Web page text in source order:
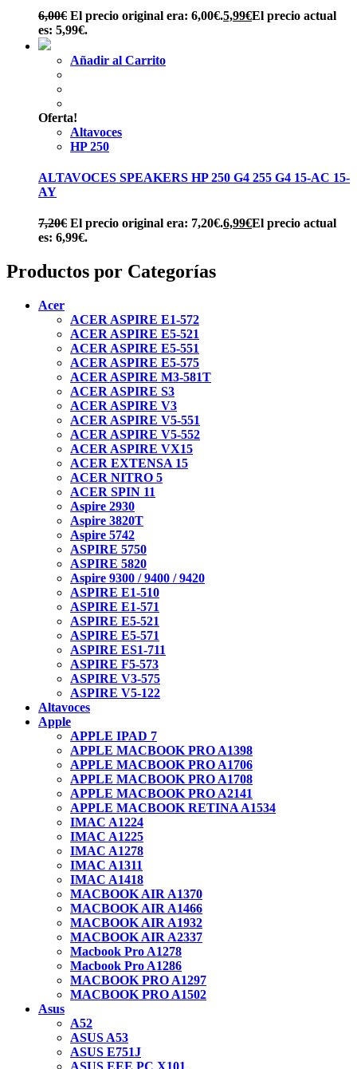
6,00€ El precio original era: 6,00€.5,99€El precio actual
es: 5,99€.
Añadir al Carrito
Oferta!
Altavoces
HP 250
ALTAVOCES SPEAKERS HP 250 G4 255 G4 15-AC 15-
AY
7,20€ El precio original era: 7,20€.6,99€El precio actual
es: 6,99€.
Productos por Categorías
Acer
ACER ASPIRE E1-572
ACER ASPIRE E5-521
ACER ASPIRE E5-551
ACER ASPIRE E5-575
ACER ASPIRE M3-581T
ACER ASPIRE S3
ACER ASPIRE V3
ACER ASPIRE V5-551
ACER ASPIRE V5-552
ACER ASPIRE VX15
ACER EXTENSA 15
ACER NITRO 5
ACER SPIN 11
Aspire 2930
Aspire 3820T
Aspire 5742
ASPIRE 5750
ASPIRE 5820
Aspire 9300 / 9400 / 9420
ASPIRE E1-510
ASPIRE E1-571
ASPIRE E5-521
ASPIRE E5-571
ASPIRE ES1-711
ASPIRE F5-573
ASPIRE V3-575
ASPIRE V5-122
Altavoces
Apple
APPLE IPAD 7
APPLE MACBOOK PRO A1398
APPLE MACBOOK PRO A1706
APPLE MACBOOK PRO A1708
APPLE MACBOOK PRO A2141
APPLE MACBOOK RETINA A1534
IMAC A1224
IMAC A1225
IMAC A1278
IMAC A1311
IMAC A1418
MACBOOK AIR A1370
MACBOOK AIR A1466
MACBOOK AIR A1932
MACBOOK AIR A2337
Macbook Pro A1278
Macbook Pro A1286
MACBOOK PRO A1297
MACBOOK PRO A1502
Asus
A52
ASUS A53
ASUS E751J